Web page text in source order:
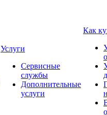
Услуги
Сервисные
службы
Дополнительные
услуги
Как